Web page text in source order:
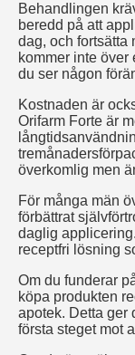
Behandlingen
beredd på att
dag, och fortsätta
kommer inte över
du ser någon
Kostnaden är
Orifarm Forte är
överkomlig men
För många män
förbättrat
daglig
receptfri lösning
Om du funderar
köpa produkten
apotek. Detta ger
första steget mot